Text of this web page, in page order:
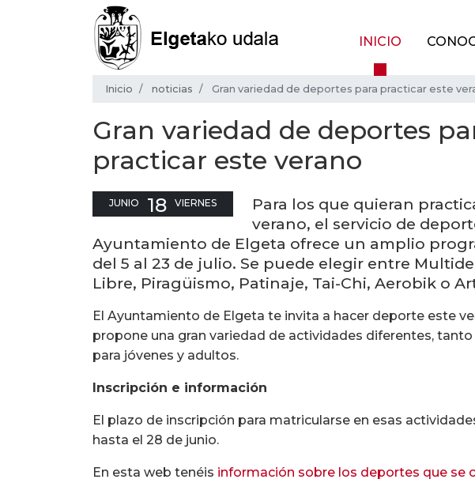
INICIO
Inicio noticias Gran variedad de deportes para practicar este
Gran variedad de deportes
practicar este verano
JUNIO 18 VIERNES
Para los que quieran
verano, el servicio de
Ayuntamiento de Elgeta ofrece un amplio
del 5 al 23 de julio. Se puede elegir entre
Libre, Piragüismo, Patinaje, Tai-Chi, Aerobik o
El Ayuntamiento de Elgeta te invita a hacer deporte este
propone una gran variedad de actividades diferentes,
para jóvenes y adultos.
Inscripción e información
El plazo de inscripción para matricularse en esas
hasta el 28 de junio.
En esta web tenéis información sobre los deportes que se